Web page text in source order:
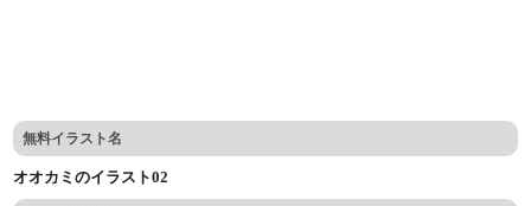
無料イラスト名
オオカミのイラスト02